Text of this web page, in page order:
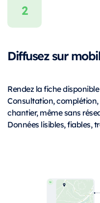
Diffusez sur
Rendez la fiche
Consultation,
chantier, même sans
Données lisibles, fiables,